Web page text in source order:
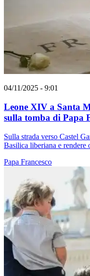
04/11/2025 - 9:01
Leone XIV a Santa
sulla tomba di Papa
Sulla strada verso Castel
Basilica liberiana e rendere
Papa Francesco